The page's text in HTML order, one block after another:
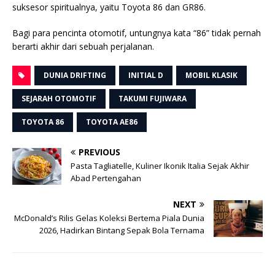
suksesor spiritualnya, yaitu Toyota 86 dan GR86.
Bagi para pencinta otomotif, untungnya kata “86” tidak pernah
berarti akhir dari sebuah perjalanan.
DUNIA DRIFTING INITIAL D MOBIL KLASIK
SEJARAH OTOMOTIF TAKUMI FUJIWARA
TOYOTA 86 TOYOTA AE86
PREVIOUS
Pasta Tagliatelle, Kuliner Ikonik Italia Sejak Akhir
Abad Pertengahan
NEXT
McDonald’s Rilis Gelas Koleksi Bertema Piala Dunia
2026, Hadirkan Bintang Sepak Bola Ternama